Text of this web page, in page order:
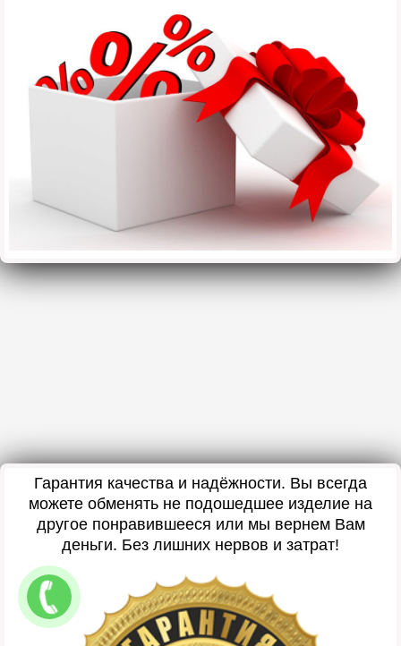
Гарантия качества и надёжности. Вы всегда
можете обменять не подошедшее изделие на
другое понравившееся или мы вернем Вам
деньги. Без лишних нервов и затрат!